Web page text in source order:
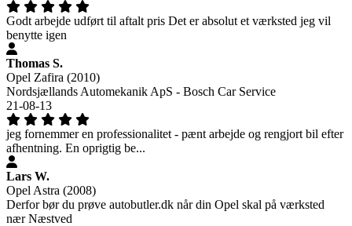
Godt arbejde udført til aftalt pris Det er absolut et værksted jeg vil
benytte igen
Thomas S.
Opel Zafira (2010)
Nordsjællands Automekanik ApS - Bosch Car Service
21-08-13
jeg fornemmer en professionalitet - pænt arbejde og rengjort bil efter
afhentning. En oprigtig be...
Lars W.
Opel Astra (2008)
Derfor bør du prøve autobutler.dk når din Opel skal på værksted
nær Næstved